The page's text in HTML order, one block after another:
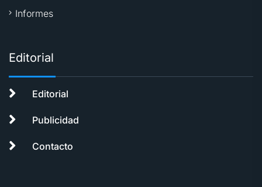
Informes
Editorial
Editorial
Publicidad
Contacto